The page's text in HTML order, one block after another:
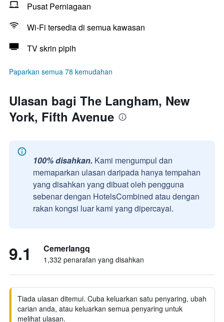
Pusat Perniagaan
Wi-Fi tersedia di semua kawasan
TV skrin pipih
Paparkan semua 78 kemudahan
Ulasan bagi The Langham, New
York, Fifth Avenue
100% disahkan. Kami mengumpul dan
memaparkan ulasan daripada hanya tempahan
yang disahkan yang dibuat oleh pengguna
sebenar dengan HotelsCombined atau dengan
rakan kongsi luar kami yang dipercayai.
9.1 Cemerlangq
1,332 penarafan yang disahkan
Tiada ulasan ditemui. Cuba keluarkan satu penyaring, ubah
carian anda, atau keluarkan semua penyaring untuk
melihat ulasan.